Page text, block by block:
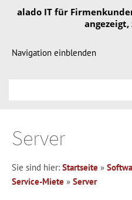
alado IT für
angezeigt,
Navigation einblenden
Server
Sie sind hier: Startseite »
Service-Miete » Server